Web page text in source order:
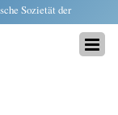
Sozietät der